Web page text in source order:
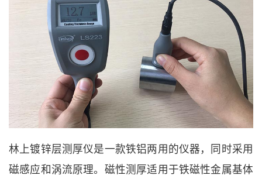
林上镀锌层测厚仪是一款铁铝两用的仪器，同时采用
磁感应和涡流原理。磁性测厚适用于铁磁性金属基体